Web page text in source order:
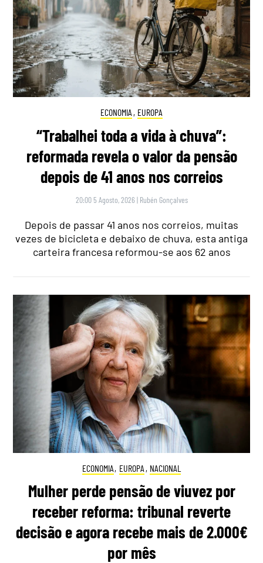
ECONOMIA , EUROPA
“Trabalhei toda a vida à chuva”:
reformada revela o valor da pensão
depois de 41 anos nos correios
20:00 5 Agosto, 2026 | Rubén Gonçalves
Depois de passar 41 anos nos correios, muitas
vezes de bicicleta e debaixo de chuva, esta antiga
carteira francesa reformou-se aos 62 anos
ECONOMIA, EUROPA , NACIONAL
Mulher perde pensão de viuvez por
receber reforma: tribunal reverte
decisão e agora recebe mais de 2.000€
por mês